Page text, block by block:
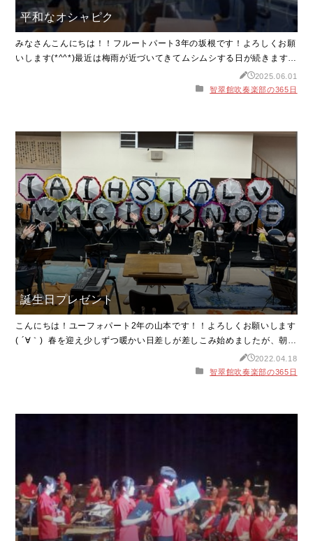
平和なオシャピク
みなさんこんにちは！！フルートパート3年の坂根です！よろしくお願
いします(*^^*)最近は梅雨が近づいてきてムシムシする日が続きます
が、体調不良にならないよう水分などしっかり取って元気に過ごしま
しょう(ง •̀_•́)งさて、話は変わりますが、先日の部休に同じ吹奏楽部の
てみた
2025.06.01
智翠館吹奏楽部の365日
誕生日プレゼント
こんにちは！ユーフォパート2年の山本です！！よろしくお願いします
( ´∀｀) 春を迎え少しずつ暖かい日差しが差しこみ始めましたが、朝晩
はまだ冷えますので皆さん体調管理にはお気をつけ下さい！ 話は変わ
りますが先月中旬に私の誕生日があり、両親や姉、祖父母から誕生日
2022.04.18
智翠館吹奏楽部の365日